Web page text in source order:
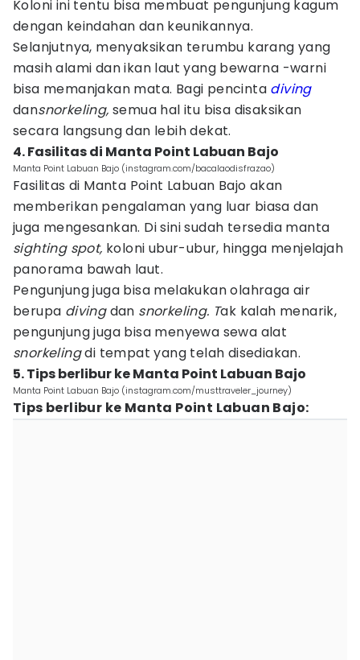
Koloni ini tentu bisa membuat pengunjung kagum
dengan keindahan dan keunikannya.
Selanjutnya, menyaksikan terumbu karang yang
masih alami dan ikan laut yang bewarna -warni
bisa memanjakan mata. Bagi pencinta diving
dansnorkeling,semua hal itu bisa disaksikan
secara langsung dan lebih dekat.
4. Fasilitas di Manta Point Labuan Bajo
Manta Point Labuan Bajo (instagram.com/bacalaodisfrazao)
Fasilitas di Manta Point Labuan Bajo akan
memberikan pengalaman yang luar biasa dan
juga mengesankan. Di sini sudah tersedia manta
sighting spot, koloni ubur-ubur, hingga menjelajah
panorama bawah laut.
Pengunjung juga bisa melakukan olahraga air
berupa divingdan snorkeling. Tak kalah menarik,
pengunjung juga bisa menyewa sewa alat
snorkelingdi tempat yang telah disediakan.
5. Tips berlibur ke Manta Point Labuan Bajo
Manta Point Labuan Bajo (instagram.com/musttraveler_journey)
Tips berlibur ke Manta Point Labuan Bajo: